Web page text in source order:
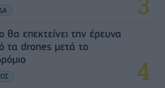
θα επεκτείνει την έρευνα
τα drones μετά το